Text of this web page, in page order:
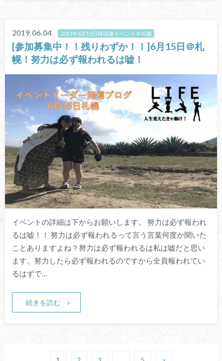
2019.06.04 2019年6月15日帰国後イベント＠札幌
[参加募集中！！残りわずか！！]6月15日＠札
幌！努力は必ず報われるは嘘！
イベントの詳細は下からお願いします。 努力は必ず報われ
るは嘘！！ 努力は必ず報われるって言う言葉何度か聞いた
ことありますよね？努力は必ず報われるは私は嘘だと思い
ます。努力したら必ず報われるのですから全員報われてい
るはずで…
続きを読む